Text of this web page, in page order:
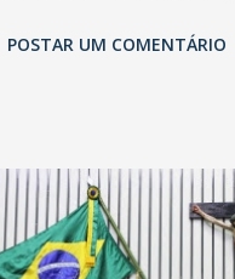
não foi anunciada
POSTAR UM COMENTÁRIO